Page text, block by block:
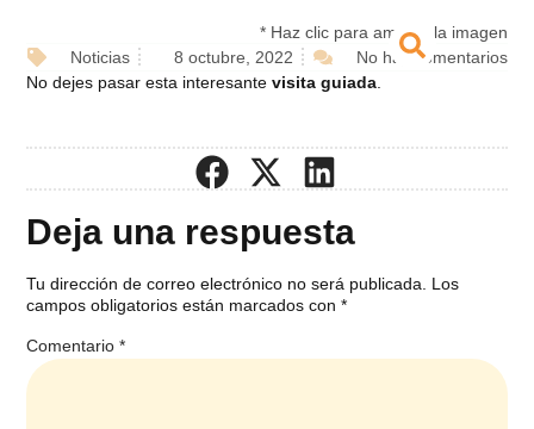
* Haz clic para ampliar la imagen
Noticias
8 octubre, 2022
No hay comentarios
No dejes pasar esta interesantevisita guiada
Deja una respuesta
Tu dirección de correo electrónico no será publicada. Los
campos obligatorios están marcados con*
Comentario*